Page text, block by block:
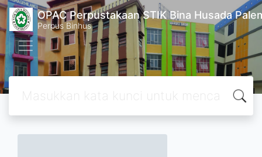
OPAC Perpustakaan STIK Bina Husada
Perpus Binhus